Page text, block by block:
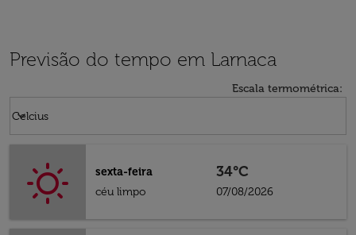
Previsão do tempo em Larnaca
Escala termométrica:
Celcius
keyboard_arrow_down
sexta-feira
céu limpo
34°C
07/08/2026